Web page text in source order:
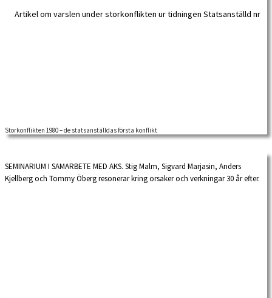
Storkonflikten 1980 – de statsanställdas första konflikt
SEMINARIUM I SAMARBETE MED AKS. Stig Malm, Sigvard Marjasin, Anders
Kjellberg och Tommy Öberg resonerar kring orsaker och verkningar 30 år efter.